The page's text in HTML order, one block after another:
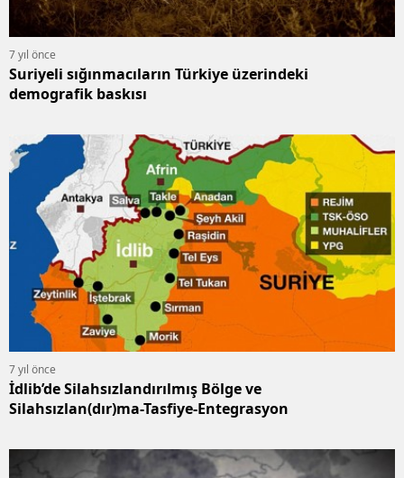
7 yıl önce
Suriyeli sığınmacıların Türkiye üzerindeki
demografik baskısı
7 yıl önce
İdlib’de Silahsızlandırılmış Bölge ve
Silahsızlan(dır)ma-Tasfiye-Entegrasyon